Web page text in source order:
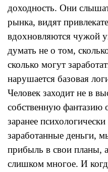
доходность. Они
рынка, видят
вдохновляются чужой
думать не о том,
сколько могут
нарушается базовая
Человек заходит не в
собственную
заранее
заработанные деньги,
прибыль в свои планы,
слишком многое. И